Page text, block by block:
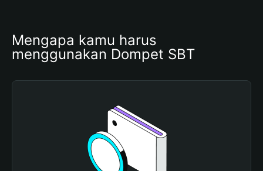
Mengapa kamu harus
menggunakan Dompet SBT